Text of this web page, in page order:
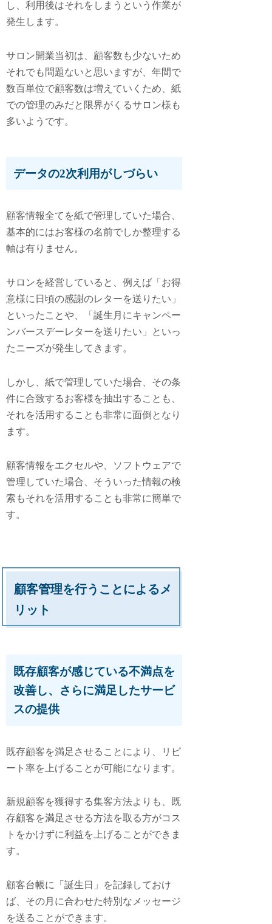
し、利用後はそれをしまうという作業が
発生します。
サロン開業当初は、顧客数も少ないため
それでも問題ないと思いますが、年間で
数百単位で顧客数は増えていくため、紙
での管理のみだと限界がくるサロン様も
多いようです。
データの2次利用がしづらい
顧客情報全てを紙で管理していた場合、
基本的にはお客様の名前でしか整理する
軸は有りません。
サロンを経営していると、例えば「お得
意様に日頃の感謝のレターを送りたい」
といったことや、「誕生月にキャンペー
ンバースデーレターを送りたい」といっ
たニーズが発生してきます。
しかし、紙で管理していた場合、その条
件に合致するお客様を抽出することも、
それを活用することも非常に面倒となり
ます。
顧客情報をエクセルや、ソフトウェアで
管理していた場合、そういった情報の検
索もそれを活用することも非常に簡単で
す。
顧客管理を行うことによるメ
リット
既存顧客が感じている不満点を
改善し、さらに満足したサービ
スの提供
既存顧客を満足させることにより、リピ
ート率を上げることが可能になります。
新規顧客を獲得する集客方法よりも、既
存顧客を満足させる方法を取る方がコス
トをかけずに利益を上げることができま
す。
顧客台帳に「誕生日」を記録しておけ
ば、その月に合わせた特別なメッセージ
を送ることができます。